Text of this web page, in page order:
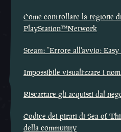
Come controllare la regione
PlayStation™Network
Steam: “Errore all'avvio:
Impossibile visualizzare i
Riscattare gli acquisti dal
Codice dei pirati di Sea of
della community